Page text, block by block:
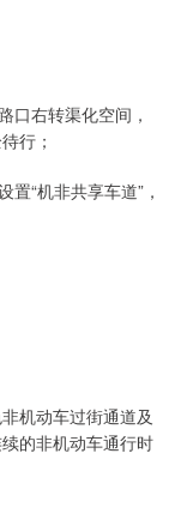
口右转渠化空间，
行；
“机非共享车道”，
机动车过街通道及
的非机动车通行时